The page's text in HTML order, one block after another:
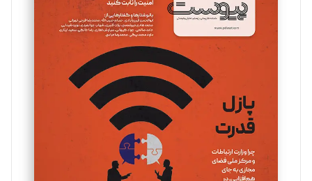
مینا پاکدل
یسنا امان‌پور
تحریریه
ملینا جعفری